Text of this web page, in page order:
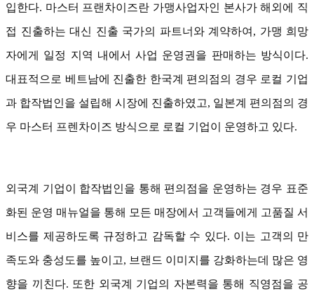
입한다. 마스터 프랜차이즈란 가맹사업자인 본사가 해외에 직
접 진출하는 대신 진출 국가의 파트너와 계약하여, 가맹 희망
자에게 일정 지역 내에서 사업 운영권을 판매하는 방식이다.
대표적으로 베트남에 진출한 한국계 편의점의 경우 로컬 기업
과 합작법인을 설립해 시장에 진출하였고, 일본계 편의점의 경
우 마스터 프렌차이즈 방식으로 로컬 기업이 운영하고 있다.
외국계 기업이 합작법인을 통해 편의점을 운영하는 경우 표준
화된 운영 매뉴얼을 통해 모든 매장에서 고객들에게 고품질 서
비스를 제공하도록 규정하고 감독할 수 있다. 이는 고객의 만
족도와 충성도를 높이고, 브랜드 이미지를 강화하는데 많은 영
향을 끼친다. 또한 외국계 기업의 자본력을 통해 직영점을 공